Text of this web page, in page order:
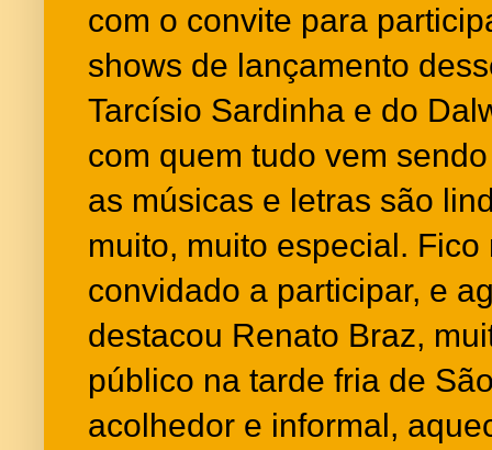
com o convite para
shows de lançamento
Tarcísio Sardinha e do
com quem tudo vem
as músicas e letras são
muito, muito especial.
convidado a participar, e
destacou Renato Braz,
público na tarde fria de
acolhedor e informal,